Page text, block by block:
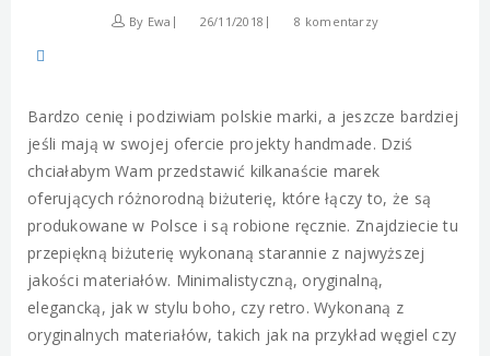
By Ewa 26/11/2018 8 komentarzy
Bardzo cenię i podziwiam polskie marki, a jeszcze bardziej
jeśli mają w swojej ofercie projekty handmade. Dziś
chciałabym Wam przedstawić kilkanaście marek
oferujących różnorodną biżuterię, które łączy to, że są
produkowane w Polsce i są robione ręcznie. Znajdziecie tu
przepiękną biżuterię wykonaną starannie z najwyższej
jakości materiałów. Minimalistyczną, oryginalną,
elegancką, jak w stylu boho, czy retro. Wykonaną z
oryginalnych materiałów, takich jak na przykład węgiel czy